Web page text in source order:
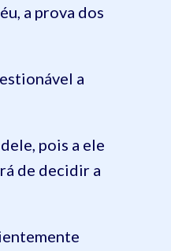
a prova dos
a
pois a ele
de decidir a